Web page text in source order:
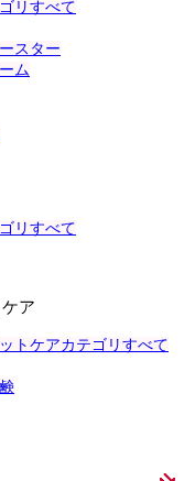
リすべて
スター
ム
リすべて
ア
トケアカテゴリすべて